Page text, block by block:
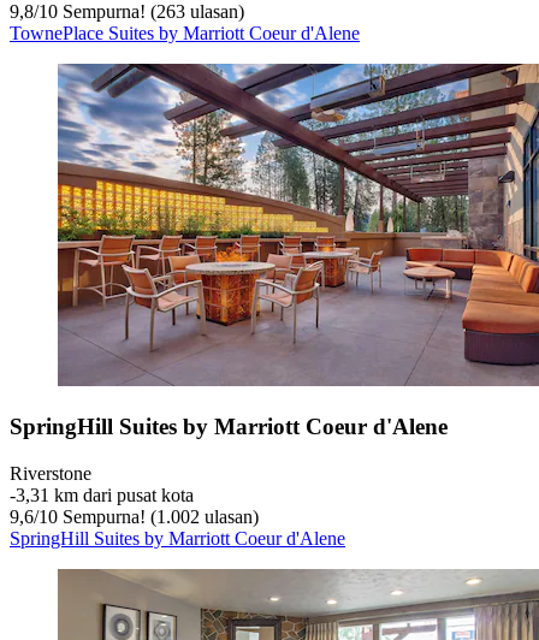
9,8/10 Sempurna! (263 ulasan)
TownePlace Suites by Marriott Coeur d'Alene
SpringHill Suites by Marriott Coeur d'Alene
Riverstone
‐3,31 km dari pusat kota
9,6/10 Sempurna! (1.002 ulasan)
SpringHill Suites by Marriott Coeur d'Alene